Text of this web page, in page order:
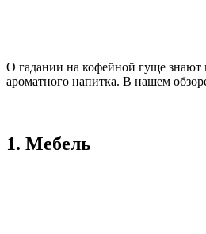
О гадании на кофейной гуще знают
ароматного напитка. В нашем
1. Мебель